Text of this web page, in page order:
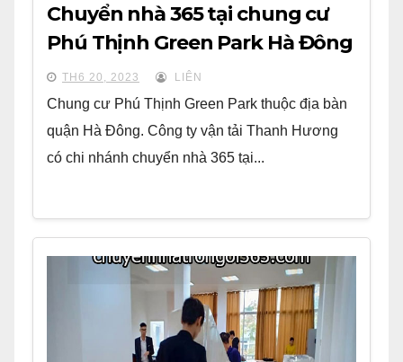
Chuyển nhà 365 tại chung cư
Phú Thịnh Green Park Hà Đông
TH6 20, 2023 LIÊN
Chung cư Phú Thịnh Green Park thuộc địa bàn
quận Hà Đông. Công ty vận tải Thanh Hương
có chi nhánh chuyển nhà 365 tại...